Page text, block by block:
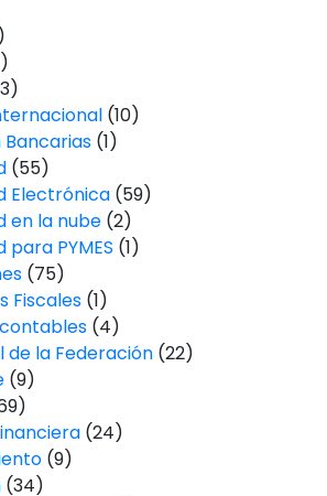
(10)
(1)
(55)
Electrónica(59)
en la nube(2)
PYMES (1)
(75)
Fiscales(1)
(4)
de la Federación(22)
(9)
(24)
(9)
(34)